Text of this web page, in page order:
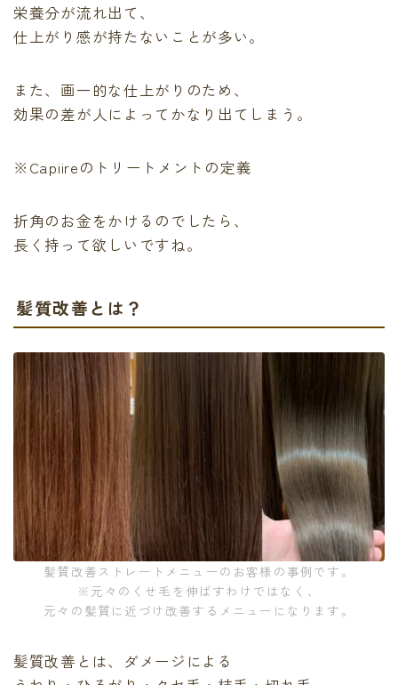
栄養分が流れ出て、
仕上がり感が持たないことが多い。
また、画一的な仕上がりのため、
効果の差が人によってかなり出てしまう。
※Capiireのトリートメントの定義
折角のお金をかけるのでしたら、
長く持って欲しいですね。
髪質改善とは？
髪質改善ストレートメニューのお客様の事例です。
※元々のくせ毛を伸ばすわけではなく、
元々の髪質に近づけ改善するメニューになります。
髪質改善とは、ダメージによる